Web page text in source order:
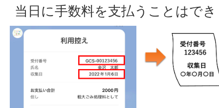
当日に手数料を支払うことはで